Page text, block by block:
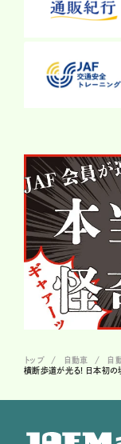
トップ 自動車
自
横断歩道が光る! 日本初